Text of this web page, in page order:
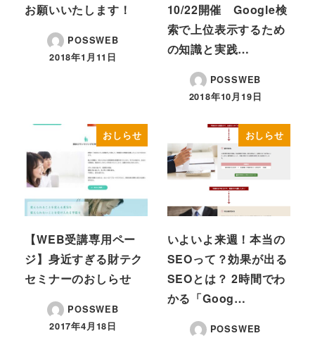
お願いいたします！
POSSWEB
2018年1月11日
10/22開催 Google検
索で上位表示するため
の知識と実践…
POSSWEB
2018年10月19日
おしらせ
【WEB受講専用ペー
ジ】身近すぎる財テク
セミナーのおしらせ
POSSWEB
2017年4月18日
おしらせ
いよいよ来週！本当の
SEOって？効果が出る
SEOとは？ 2時間でわ
かる「Goog…
POSSWEB